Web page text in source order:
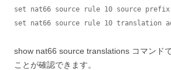
set nat66 source rule 10 source
set nat66 source rule 10 translation
show nat66 source translations コマンド
ことが確認できます。